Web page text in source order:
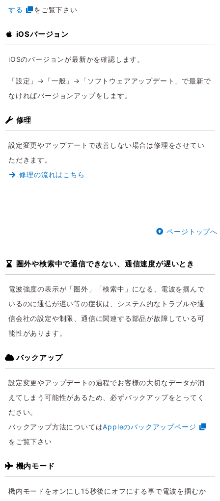
する
をご覧下さい
iOSバージョン
iOSのバージョンが最新かを確認します。
「設定」→「一般」→「ソフトウェアアップデート」で最新で
なければバージョンアップをします。
修理
設定変更やアップデートで改善しない場合は修理をさせてい
ただきます。
修理の流れはこちら
ページトップへ
圏外や検索中で通信できない、通信速度が遅いとき
電波強度の表示が「圏外」「検索中」になる、電波を掴んで
いるのに通信が遅い等の症状は、システム的なトラブルや通
信会社の設定や制限、通信に関連する部品が故障している可
能性があります。
バックアップ
設定変更やアップデートの過程でお客様の大切なデータが消
えてしまう可能性があるため、必ずバックアップをとってく
ださい。
バックアップ方法についてはAppleのバックアップページ
をご覧下さい
機内モード
機内モードをオンにし15秒後にオフにする事で電波を掴むか